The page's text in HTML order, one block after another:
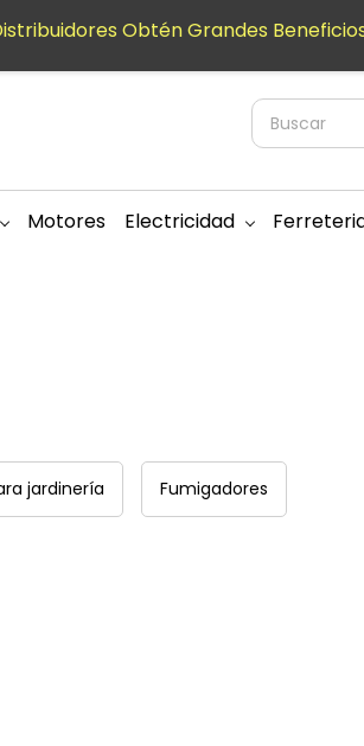
Motores Electricidad
jardinería Fumigadores
Obtén Grandes